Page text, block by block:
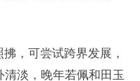
，可尝试跨界发展，
淡，晚年若佩和田玉